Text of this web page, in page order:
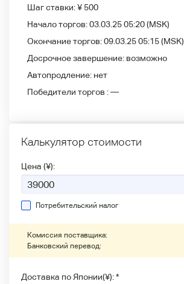
Шаг ставки:¥ 500
Начало торгов:03.03.25 05:20(MSK)
Окончание торгов:09.03.25 05:15(MSK)
Досрочное завершение: возможно
Автопродление: нет
Победители
торгов :—
Калькулятор стоимости
Цена (¥):
Потребительский налог
Комиссия поставщика:
Банковский перевод:
Доставка по Японии(¥): *